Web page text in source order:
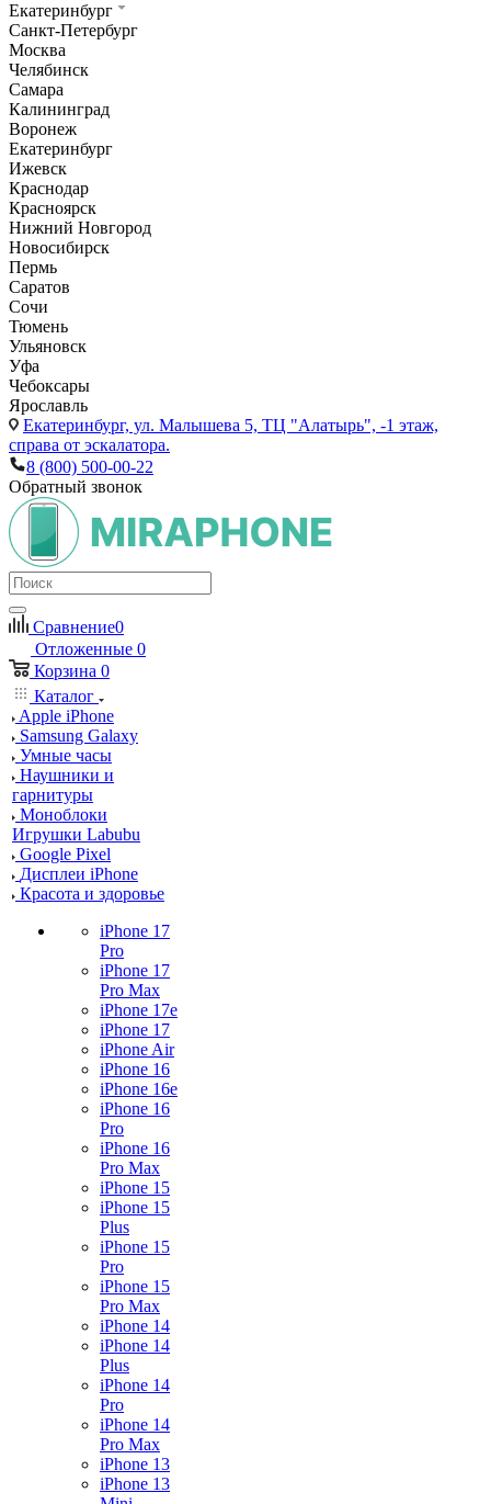
Екатеринбург
Санкт-Петербург
Москва
Челябинск
Самара
Калининград
Воронеж
Екатеринбург
Ижевск
Краснодар
Красноярск
Нижний Новгород
Новосибирск
Пермь
Саратов
Сочи
Тюмень
Ульяновск
Уфа
Чебоксары
Ярославль
Екатеринбург, ул. Малышева 5, ТЦ "Алатырь", -1 этаж,
справа от эскалатора.
8 (800) 500-00-22
Обратный звонок
Сравнение0
Отложенные 0
Корзина 0
Каталог
Apple iPhone
Samsung Galaxy
Умные часы
Наушники и
гарнитуры
Моноблоки
Игрушки Labubu
Google Pixel
Дисплеи iPhone
Красота и здоровье
iPhone 17
Pro
iPhone 17
Pro Max
iPhone 17e
iPhone 17
iPhone Air
iPhone 16
iPhone 16e
iPhone 16
Pro
iPhone 16
Pro Max
iPhone 15
iPhone 15
Plus
iPhone 15
Pro
iPhone 15
Pro Max
iPhone 14
iPhone 14
Plus
iPhone 14
Pro
iPhone 14
Pro Max
iPhone 13
iPhone 13